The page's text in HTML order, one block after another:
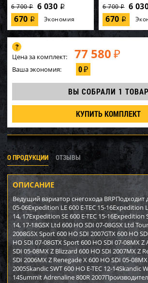
6 700i 6 030 i
670 i Экономия
6 700i 6
670 i
Цена за комплект: 77 580 ₽
Ваша экономия: 0₽
ВЫ СОБРАЛИ 1 ТОВАР
КУПИТЬ КОМПЛЕКТ
О ПРОДУКЦИИ ОТЗЫВЫ
ОПИСАНИЕ
Ведущий вариатор снегохода BRPПодходит
05-06Expedition LE 600 E-TEC 15-16Expedition
14, 17Expedition SE 600 E-TEC 15-16Expedition
14, 17-18GSX Ltd 600 HO SDI 07-08GSX Ltd
2008GSX Sport 600 HO SDI 2007GTX 600 HO
HO SDI 07-08GTX Sport 600 HO SDI 07-08MX
SDI 05-08MX Z Blizzard 600 HO SDI 2007MX Z
SDI 2006MX Z Renegade X 600 HO SDI 05-
2005Skandic SWT 600 HO E-TEC 12-14Skandic
14Summit Adrenaline 800R